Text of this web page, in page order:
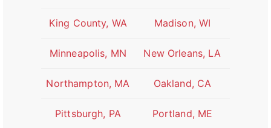
King County, WA Madison, WI
Minneapolis, MN New Orleans, LA
Northampton, MA Oakland, CA
Pittsburgh, PA Portland, ME